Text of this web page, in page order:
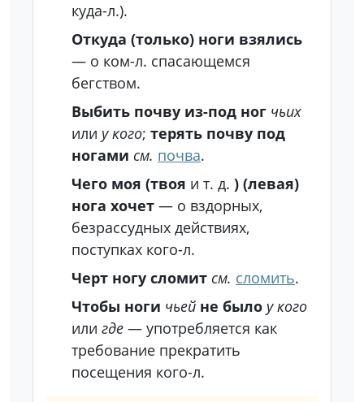
куда-л.).
Откуда (только) ноги взялись
— о ком-л. спасающемся
бегством.
Выбить почву из-под ног чьих
или у кого; терять почву под
ногами см. почва.
Чего моя (твоя и т. д. ) (левая)
нога хочет — о вздорных,
безрассудных действиях,
поступках кого-л.
Черт ногу сломит см. сломить.
Чтобы ноги чьей не было у кого
или где — употребляется как
требование прекратить
посещения кого-л.